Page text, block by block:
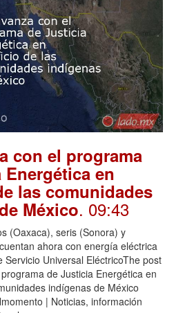
con el programa
en
las comunidades
México. 09:43
(Oaxaca), seris (Sonora) y
ahora con energía eléctrica
Servicio Universal EléctricoThe post
de Justicia Energética en
indígenas de México
| Noticias, información